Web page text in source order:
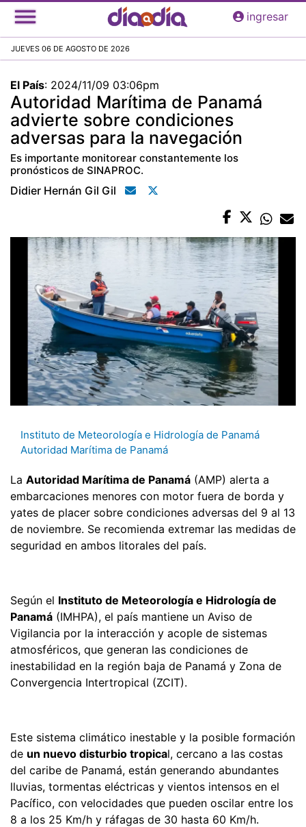
Pasar
al
principal
ingresar
JUEVES 06 DE AGOSTO DE 2026
El País: 2024/11/09 03:06pm
Autoridad Marítima de Panamá
advierte sobre condiciones
adversas para la navegación
Es importante monitorear constantemente los
pronósticos de SINAPROC.
Didier Hernán Gil Gil
Instituto de Meteorología e Hidrología de Panamá
Autoridad Marítima de Panamá
La Autoridad Marítima de Panamá (AMP) alerta a
embarcaciones menores con motor fuera de borda y
yates de placer sobre condiciones adversas del 9 al 13
de noviembre. Se recomienda extremar las medidas de
seguridad en ambos litorales del país.
Según el Instituto de Meteorología e Hidrología de
Panamá (IMHPA), el país mantiene un Aviso de
Vigilancia por la interacción y acople de sistemas
atmosféricos, que generan las condiciones de
inestabilidad en la región baja de Panamá y Zona de
Convergencia Intertropical (ZCIT).
Este sistema climático inestable y la posible formación
de un nuevo disturbio tropical, cercano a las costas
del caribe de Panamá, están generando abundantes
lluvias, tormentas eléctricas y vientos intensos en el
Pacífico, con velocidades que pueden oscilar entre los
8 a los 25 Km/h y ráfagas de 30 hasta 60 Km/h.